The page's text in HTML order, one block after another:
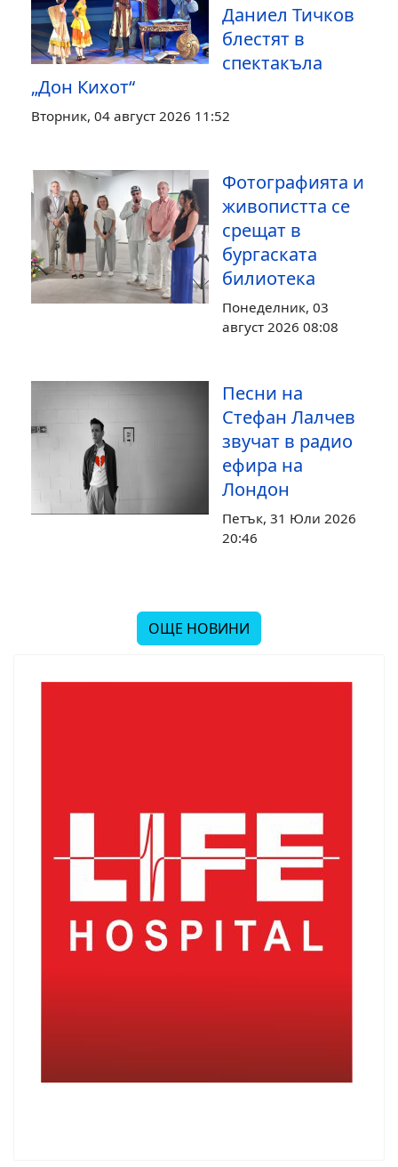
Даниел Тичков
блестят в
спектакъла
„Дон Кихот“
Вторник, 04 август 2026 11:52
Фотографията и
живопистта се
срещат в
бургаската
билиотека
Понеделник, 03
август 2026 08:08
Песни на
Стефан Лалчев
звучат в радио
ефира на
Лондон
Петък, 31 Юли 2026
20:46
ОЩЕ НОВИНИ